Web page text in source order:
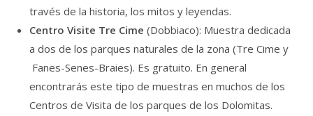
través de la historia, los mitos y leyendas.
Centro Visite Tre Cime (Dobbiaco): Muestra dedicada
a dos de los parques naturales de la zona (Tre Cime y
Fanes-Senes-Braies). Es gratuito. En general
encontrarás este tipo de muestras en muchos de los
Centros de Visita de los parques de los Dolomitas.